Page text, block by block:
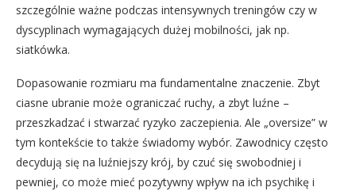
szczególnie ważne podczas intensywnych treningów czy w
dyscyplinach wymagających dużej mobilności, jak np.
siatkówka.
Dopasowanie rozmiaru ma fundamentalne znaczenie. Zbyt
ciasne ubranie może ograniczać ruchy, a zbyt luźne –
przeszkadzać i stwarzać ryzyko zaczepienia. Ale „oversize” w
tym kontekście to także świadomy wybór. Zawodnicy często
decydują się na luźniejszy krój, by czuć się swobodniej i
pewniej, co może mieć pozytywny wpływ na ich psychikę i